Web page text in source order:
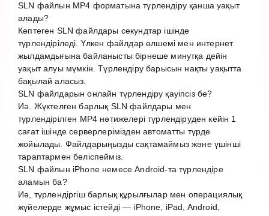
SLN файлын MP4 форматына түрлендіру қанша уақыт
алады?
Көптеген SLN файлдары секундтар ішінде
түрлендіріледі. Үлкен файлдар өлшемі мен интернет
жылдамдығына байланысты бірнеше минутқа дейін
уақыт алуы мүмкін. Түрлендіру барысын нақты уақытта
бақылай аласыз.
SLN файлдарын онлайн түрлендіру қауіпсіз бе?
Иә. Жүктелген барлық SLN файлдары мен
түрлендірілген MP4 нәтижелері түрлендіруден кейін 1
сағат ішінде серверлерімізден автоматты түрде
жойылады. Файлдарыңызды сақтамаймыз және үшінші
тараптармен бөліспейміз.
SLN файлын iPhone немесе Android-та түрлендіре
аламын ба?
Иә, түрлендіргіш барлық құрылғылар мен операциялық
жүйелерде жұмыс істейді — iPhone, iPad, Android,